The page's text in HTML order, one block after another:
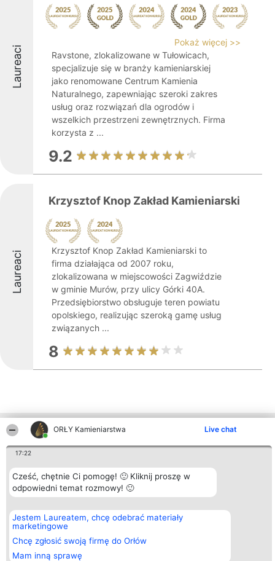
ORŁY Kamieniarstwa Live chat
17:22
Cześć, chętnie Ci pomogę! 🙂 Kliknij proszę w
odpowiedni temat rozmowy! 🙂
Jestem Laureatem, chcę odebrać materiały
marketingowe
Chcę zgłosić swoją firmę do Orłów
Mam inną sprawę
Laureaci
Pokaż więcej >>
Ravstone, zlokalizowane w Tułowicach,
specjalizuje się w branży kamieniarskiej
jako renomowane Centrum Kamienia
Naturalnego, zapewniając szeroki zakres
usług oraz rozwiązań dla ogrodów i
wszelkich przestrzeni zewnętrznych. Firma
korzysta z ...
9.2
Laureaci
Krzysztof Knop Zakład Kamieniarski
Krzysztof Knop Zakład Kamieniarski to
firma działająca od 2007 roku,
zlokalizowana w miejscowości Zagwiździe
w gminie Murów, przy ulicy Górki 40A.
Przedsiębiorstwo obsługuje teren powiatu
opolskiego, realizując szeroką gamę usług
związanych ...
8
Inne firmy z województwa
Organizator plebiscytu
Bright Side Solutions sp. z o.
o. sp. k.
Wrocław 50-079
KRS 0000749100 | Regon
381313360 | NIP 8943132676
+48 508 492 400
Plebiscyt
Laureaci
Lista
Laureatów
Zasady
Polityka
Kontakt